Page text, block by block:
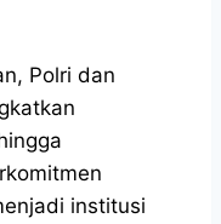
Polri dan
institusi